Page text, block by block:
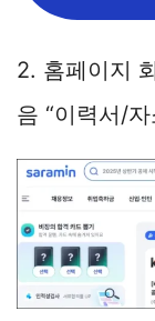
2. 홈페이지
음 “이력서/